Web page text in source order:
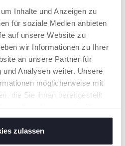
Inhalte und Anzeigen zu
für soziale Medien anbieten
auf unsere Website zu
wir Informationen zu Ihrer
an unsere Partner für
Analysen weiter. Unsere
möglicherweise mit
die Sie ihnen bereitgestellt
Ihrer Nutzung der Dienste
zulassen
Elektronische Schildkröten
RAT